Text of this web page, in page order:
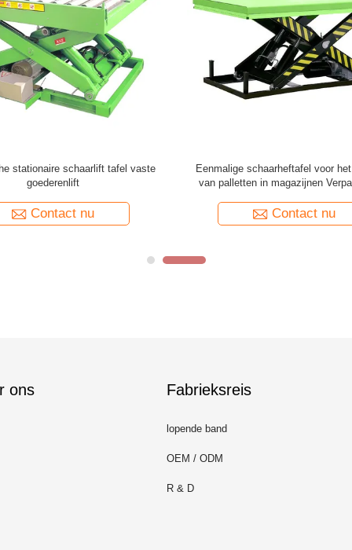
zelflaadkarren voor het
van licht materiaal
Contact nu
1110 mm palletpal lading heftafel
voor 2000 kg
Contact nu
ons Fabrieksreis
lopende band
OEM / ODM
R & D